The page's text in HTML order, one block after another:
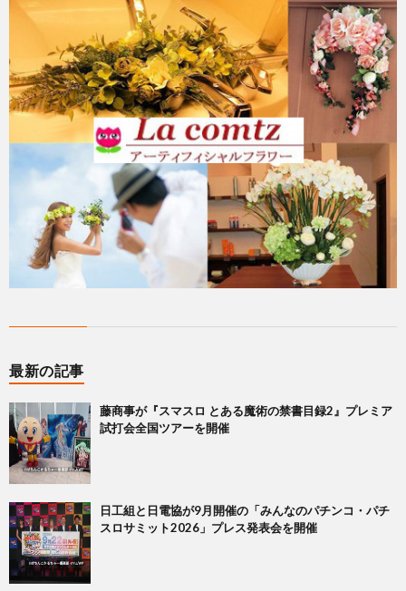
最新の記事
藤商事が『スマスロ とある魔術の禁書目録2』プレミア
試打会全国ツアーを開催
日工組と日電協が9月開催の「みんなのパチンコ・パチ
スロサミット2026」プレス発表会を開催